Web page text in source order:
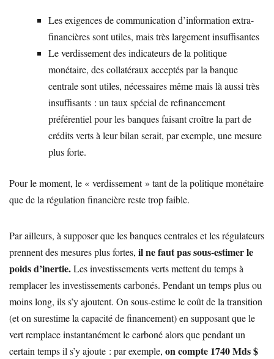
Les exigences de communication d’information extra-
financières sont utiles, mais très largement insuffisantes
Le verdissement des indicateurs de la politique
monétaire, des collatéraux acceptés par la banque
centrale sont utiles, nécessaires même mais là aussi très
insuffisants : un taux spécial de refinancement
préférentiel pour les banques faisant croître la part de
crédits verts à leur bilan serait, par exemple, une mesure
plus forte.
Pour le moment, le « verdissement » tant de la politique monétaire
que de la régulation financière reste trop faible.
Par ailleurs, à supposer que les banques centrales et les régulateurs
prennent des mesures plus fortes, il ne faut pas sous-estimer le
poids d’inertie.Les investissements verts mettent du temps à
remplacer les investissements carbonés. Pendant un temps plus ou
moins long, ils s’y ajoutent. On sous-estime le coût de la transition
(et on surestime la capacité de financement) en supposant que le
vert remplace instantanément le carboné alors que pendant un
certain temps il s’y ajoute : par exemple, on compte 1740 Mds $